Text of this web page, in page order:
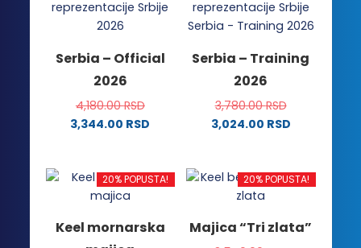
varijanti.
Opcije
biti
izabrane
na
stranici
Opcije
mogu
izabrane
na
stranici
proizvoda.
Serbia – Official
2026
4,180.00RSD
3,344.00 RSD
ima
više
Opcije
Serbia – Training
2026
3,780.00RSD
3,024.00 RSD
ima
više
Opcije
20% POPUSTA!
Keel mornarska
20% POPUSTA!
Majica “Tri zlata”